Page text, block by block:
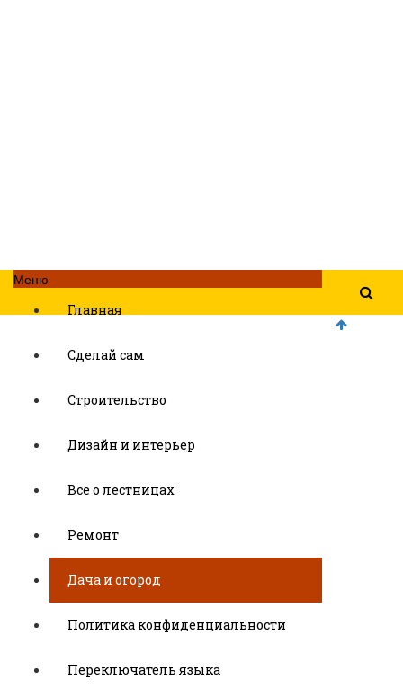
Меню
Главная
Сделай сам
Строительство
Дизайн и интерьер
Все о лестницах
Ремонт
Дача и огород
Политика конфиденциальности
Переключатель языка